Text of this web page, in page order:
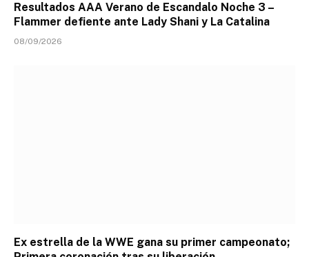
Resultados AAA Verano de Escandalo Noche 3 –
Flammer defiente ante Lady Shani y La Catalina
08/09/2026
Ex estrella de la WWE gana su primer campeonato;